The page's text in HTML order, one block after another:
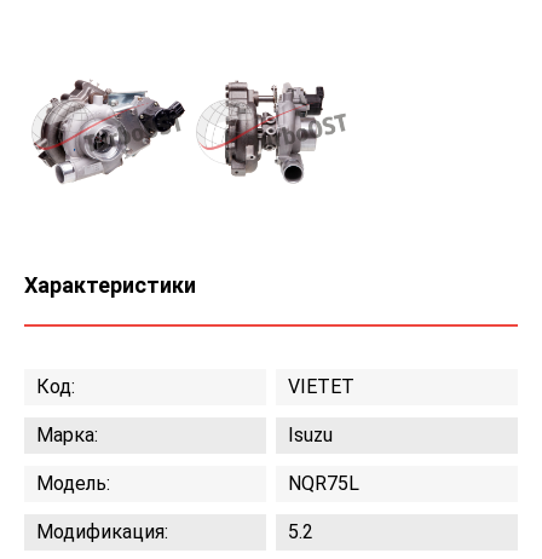
Характеристики
Код: VIETET
Марка: Isuzu
Модель: NQR75L
Модификация: 5.2